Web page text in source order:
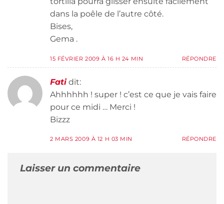
dans la poêle de l’autre côté.
Bises,
Gema .
15 FÉVRIER 2009 À 16 H 24 MIN RÉPONDRE
Fati dit:
Ahhhhhh ! super ! c’est ce que je vais faire
pour ce midi … Merci !
Bizzz
2 MARS 2009 À 12 H 03 MIN RÉPONDRE
Laisser un commentaire